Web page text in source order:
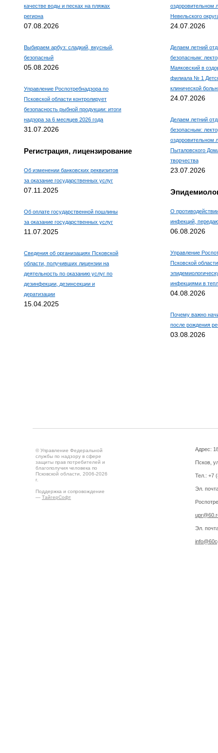
качестве воды и песках на пляжах
региона
07.08.2026
Выбираем арбуз: сладкий, вкусный,
безопасный
05.08.2026
Управление Роспотребнадзора по
Псковской области контролирует
безопасность рыбной продукции: итоги
надзора за 6 месяцев 2026 года
31.07.2026
Регистрация, лицензирование
Об изменении банковских реквизитов
за оказание государственных услуг
07.11.2025
Об оплате государственной пошлины
за оказание государственных услуг
11.07.2025
Сведения об организациях Псковской
области, получивших лицензии на
деятельность по оказанию услуг по
дезинфекции, дезинсекции и
дератизации
15.04.2025
оздоровительном
Невельского
24.07.2026
Делаем летний
безопасным:
Маяковский в
филиала № 1
клинической
24.07.2026
Делаем летний
безопасным:
оздоровительном
Пыталовского
творчества
23.07.2026
О
инфекций,
06.08.2026
Управление
Псковской
инфекциями в
04.08.2026
Почему важно
после рождения
03.08.2026
© Управление Федеральной
службы по надзору в сфере
защиты прав потребителей и
благополучия человека по
Псковской области, 2006-2026
г.
Поддержка и сопровождение
— ТайгерСофт
Адрес:
Псков,
Тел.: +7
Эл.
Эл.